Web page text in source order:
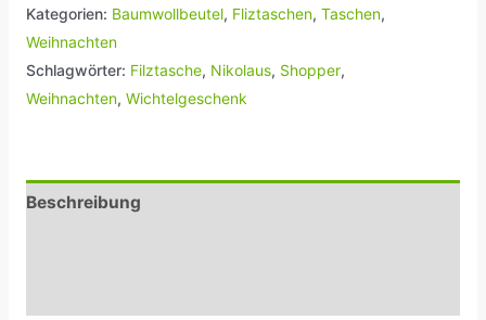
Kategorien: Baumwollbeutel, Fliztaschen, Taschen,
Weihnachten
Schlagwörter: Filztasche, Nikolaus, Shopper,
Weihnachten, Wichtelgeschenk
Beschreibung